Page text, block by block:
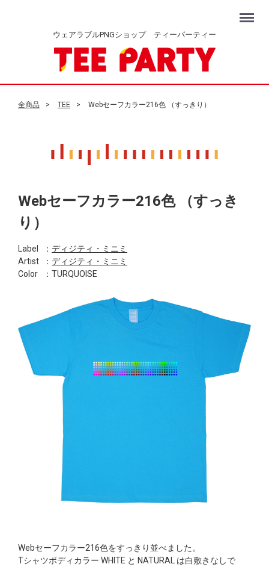
ウェアラブルPNGショップ ティーパーティー
Menu
全商品 TEE Webセーフカラー216色 （すっきり）
Webセーフカラー216色 （すっき
り）
Label ： ディジティ・ミニミ
Artist
： ディジティ・ミニミ
Color
：TURQUOISE
Webセーフカラー216色をすっきり並べました。
Tシャツボディカラー WHITE と NATURAL は白敷きなしで